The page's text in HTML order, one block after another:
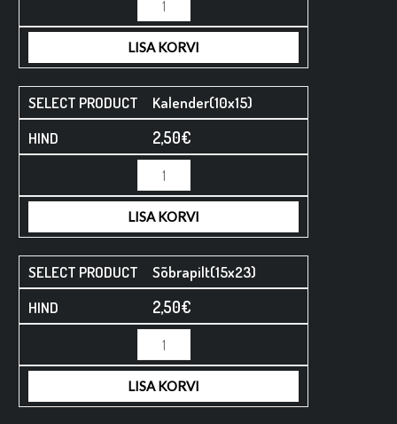
LISA KORVI
Kalender(10x15)
2,50€
LISA KORVI
Sõbrapilt(15x23)
2,50€
LISA KORVI